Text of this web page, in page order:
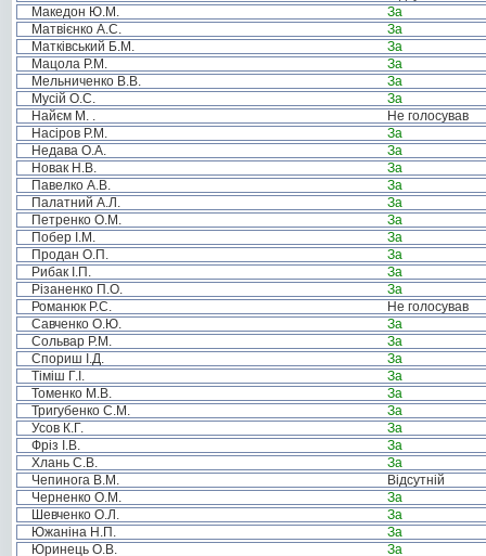
Македон Ю.М.
За
Матвієнко А.С.
За
Матківський Б.М.
За
Мацола Р.М.
За
Мельниченко В.В.
За
Мусій О.С.
За
Найєм М. .
Не голосував
Насіров Р.М.
За
Недава О.А.
За
Новак Н.В.
За
Павелко А.В.
За
Палатний А.Л.
За
Петренко О.М.
За
Побер І.М.
За
Продан О.П.
За
Рибак І.П.
За
Різаненко П.О.
За
Романюк Р.С.
Не голосував
Савченко О.Ю.
За
Сольвар Р.М.
За
Спориш І.Д.
За
Тіміш Г.І.
За
Томенко М.В.
За
Тригубенко С.М.
За
Усов К.Г.
За
Фріз І.В.
За
Хлань С.В.
За
Чепинога В.М.
Відсутній
Черненко О.М.
За
Шевченко О.Л.
За
Южаніна Н.П.
За
Юринець О.В.
За